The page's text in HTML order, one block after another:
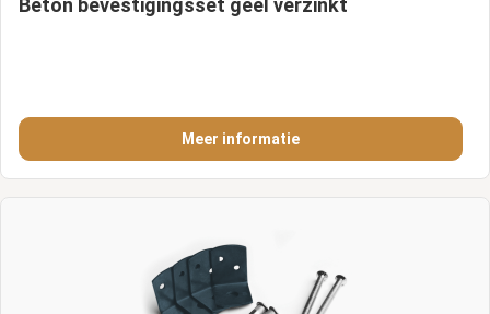
Beton bevestigingsset geel verzinkt
Meer informatie